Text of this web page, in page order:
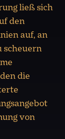
ließ sich
den
auf, an
scheuern
die
von